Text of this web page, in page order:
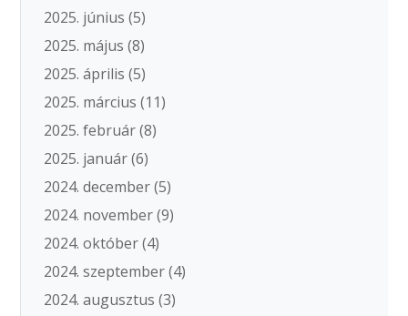
2025. június (5)
2025. május (8)
2025. április (5)
2025. március (11)
2025. február(8)
2025. január(6)
2024. december(5)
2024. november(9)
2024. október(4)
2024. szeptember(4)
2024. augusztus (3)